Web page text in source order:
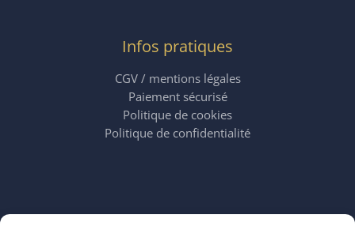
Infos pratiques
CGV / mentions légales
Paiement sécurisé
Politique de cookies
Politique de confidentialité